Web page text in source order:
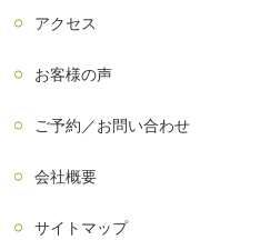
アクセス
お客様の声
ご予約／お問い合わせ
会社概要
サイトマップ